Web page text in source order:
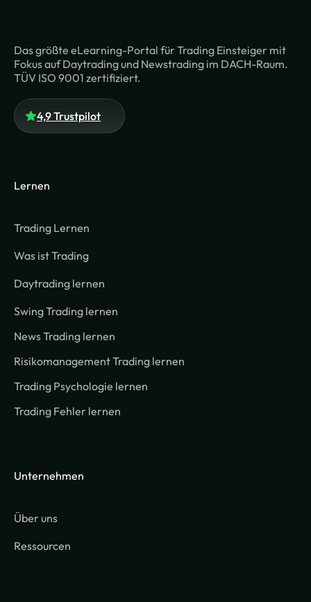
Das größte eLearning-Portal für Trading Einsteiger mit
Fokus auf Daytrading und Newstrading im DACH-Raum.
TÜV ISO 9001 zertifiziert.
4,9 Trustpilot
Lernen
Trading Lernen
Was ist Trading
Daytrading lernen
Swing Trading lernen
News Trading lernen
Risikomanagement Trading lernen
Trading Psychologie lernen
Trading Fehler lernen
Unternehmen
Über uns
Ressourcen